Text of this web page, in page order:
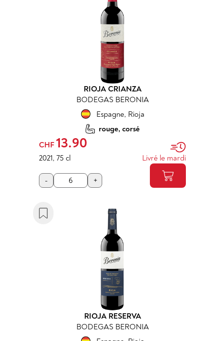
RIOJA CRIANZA
BODEGAS BERONIA
Espagne, Rioja
rouge, corsé
CHF 13.90
2021, 75 cl Livré le mardi
- +
RIOJA RESERVA
BODEGAS BERONIA